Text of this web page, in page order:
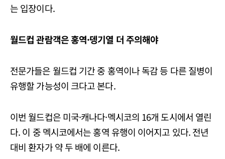
는 입장이다.
월드컵 관람객은 홍역·뎅기열 더 주의해야
전문가들은 월드컵 기간 중 홍역이나 독감 등 다른 질병이
유행할 가능성이 크다고 본다.
이번 월드컵은 미국·캐나다·멕시코의 16개 도시에서 열린
다. 이 중 멕시코에서는 홍역 유행이 이어지고 있다. 전년
대비 환자가 약 두 배에 이른다.